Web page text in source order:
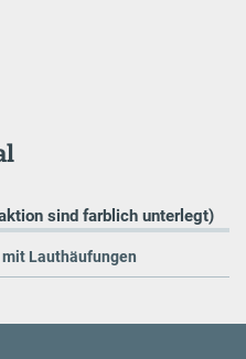
sind farblich unterlegt)
mit Lauthäufungen